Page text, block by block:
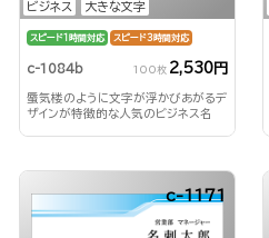
ビジネス 大きな文字
スピード1時間対応 スピード3時間対応
c-1084b 100枚 2,530円
蜃気楼のように文字が浮かびあがるデ
ザインが特徴的な人気のビジネス名
c-1171